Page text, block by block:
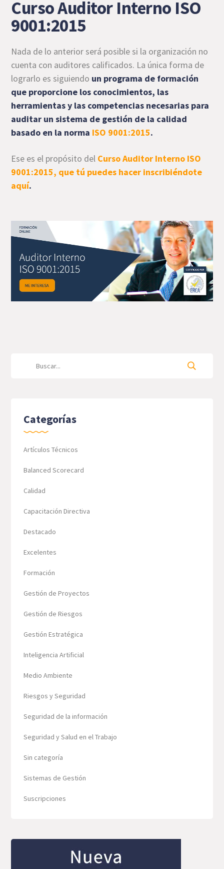
Curso Auditor Interno ISO
9001:2015
Nada de lo anterior será posible si la organización no
cuenta con auditores calificados. La única forma de
lograrlo es siguiendo un programa de formación
que proporcione los conocimientos, las
herramientas y las competencias necesarias para
auditar un sistema de gestión de la calidad
basado en la norma ISO 9001:2015.
Ese es el propósito del Curso Auditor Interno ISO
9001:2015, que tú puedes hacer inscribiéndote
aquí.
Categorías
Artículos Técnicos
Balanced Scorecard
Calidad
Capacitación Directiva
Destacado
Excelentes
Formación
Gestión de Proyectos
Gestión de Riesgos
Gestión Estratégica
Inteligencia Artificial
Medio Ambiente
Riesgos y Seguridad
Seguridad de la información
Seguridad y Salud en el Trabajo
Sin categoría
Sistemas de Gestión
Suscripciones